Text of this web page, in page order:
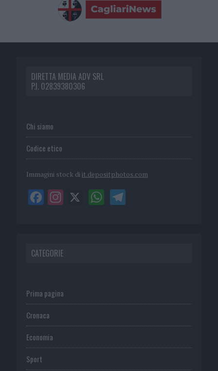
DIRETTA MEDIA ADV SRL
P.I. 02839380306
Chi siamo
Codice etico
Immagini stock di it.depositphotos.com
CATEGORIE
Prima pagina
Cronaca
Economia
Sport